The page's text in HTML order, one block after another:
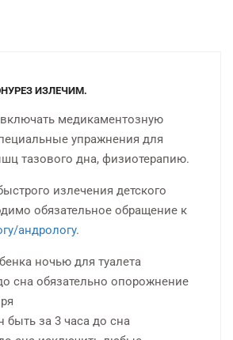
ИЗЛЕЧИМ.
медикаментозную
упражнения для
тазового дна, физиотерапию.
излечения детского
обязательное обращение к
андрологу.
ночью для туалета
сна обязательно опорожнение
быть за 3 часа до сна